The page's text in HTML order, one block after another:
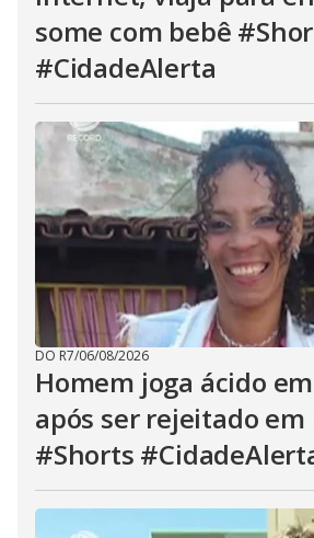
some com bebê
#CidadeAlerta
DO R7/06/08/2026
Homem joga ácido
após ser rejeitado em
#Shorts